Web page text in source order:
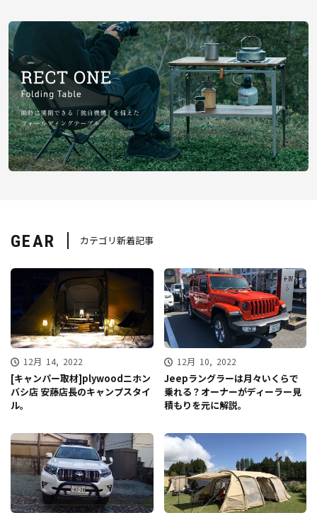
GEAR カテゴリ新着記事
12月 14, 2022
[キャンパー取材]plywoodニホン
バシ店 安藤店長のキャンプスタイ
ル。
12月 10, 2022
Jeepラングラーは月々いくらで
乗れる？オーナーがディーラー見
積もりを元に解説。